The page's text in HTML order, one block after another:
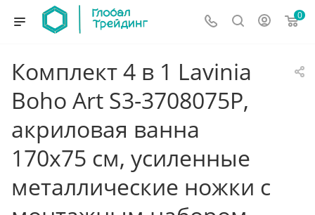
0
Комплект 4 в 1 Lavinia
Boho Art S3-3708075P,
акриловая ванна
170x75 см, усиленные
металлические ножки с